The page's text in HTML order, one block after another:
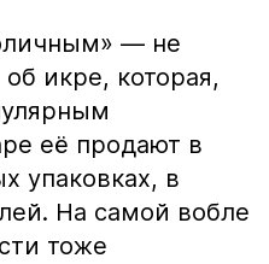
— не
икре, которая,
её продают в
упаковках, в
На самой вобле
тоже